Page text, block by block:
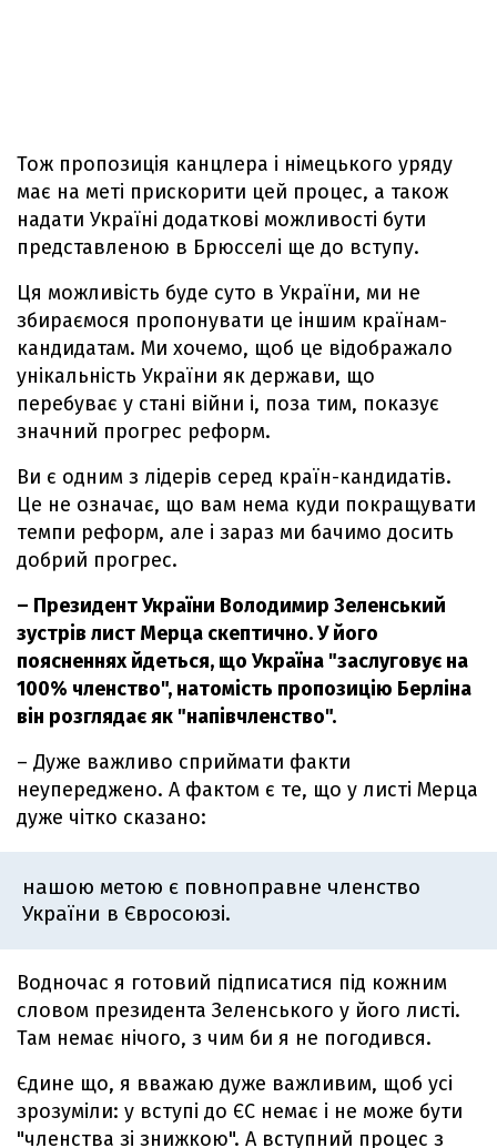
Тож пропозиція канцлера і німецького уряду
має на меті прискорити цей процес, а також
надати Україні додаткові можливості бути
представленою в Брюсселі ще до вступу.
Ця можливість буде суто в України, ми не
збираємося пропонувати це іншим країнам-
кандидатам. Ми хочемо, щоб це відображало
унікальність України як держави, що
перебуває у стані війни і, поза тим, показує
значний прогрес реформ.
Ви є одним з лідерів серед країн-кандидатів.
Це не означає, що вам нема куди покращувати
темпи реформ, але і зараз ми бачимо досить
добрий прогрес.
– Президент України Володимир Зеленський
зустрів лист Мерца скептично. У його
поясненнях йдеться, що Україна "заслуговує на
100% членство", натомість пропозицію Берліна
він розглядає як "напівчленство".
– Дуже важливо сприймати факти
неупереджено. А фактом є те, що у листі Мерца
дуже чітко сказано:
нашою метою є повноправне членство
України в Євросоюзі.
Водночас я готовий підписатися під кожним
словом президента Зеленського у його листі.
Там немає нічого, з чим би я не погодився.
Єдине що, я вважаю дуже важливим, щоб усі
зрозуміли: у вступі до ЄС немає і не може бути
"членства зі знижкою". А вступний процес з